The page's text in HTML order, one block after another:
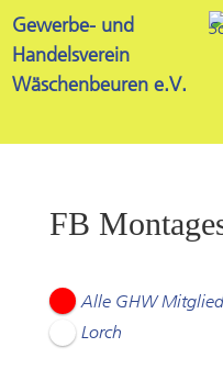
Gewerbe- und
Handelsverein
Wäschenbeuren e.V.
FB
Alle GHW
Lorch